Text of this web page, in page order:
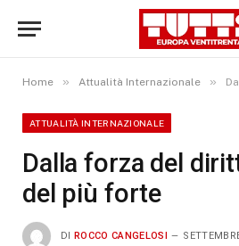
Home » Attualità Internazionale »
ATTUALITÀ INTERNAZIONALE
Dalla forza del
del più forte
DI ROCCO CANGELOSI